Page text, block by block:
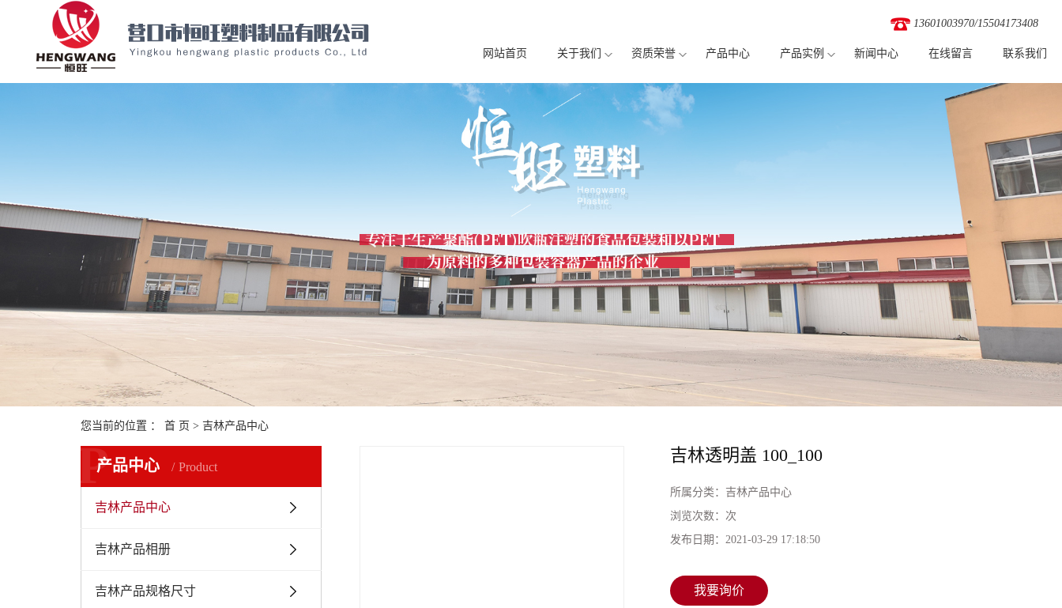
Warning: file_put_contents(/home/ykhwslxywknhwwzsvl/wwwroot/source/cache/license_cache.php): failed to open stream: Permission denied in /home/ykhwslxywknhwwzsvl/wwwroot/source/model/api.class.php on line 217
13601003970/15504173408
网站首页 关于我们 资质荣誉 产品中心 产品实例 新闻中心 在线留言 联系我们
您当前的位置 ： 首 页 > 吉林产品中心
产品中心 Product
P
吉林产品中心
吉林产品相册
吉林产品规格尺寸
吉林透明盖 100_100
所属分类： 吉林产品中心
浏览次数： 次
发布日期： 2021-03-29 17:18:50
我要询价